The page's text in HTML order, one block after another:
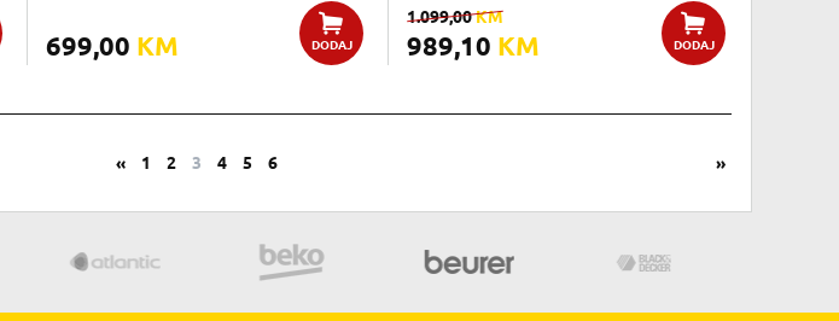
699,00 KM DODAJ 989,10 KM
1.099,00KM
DODAJ
« 1 2 3 4 5 6 »